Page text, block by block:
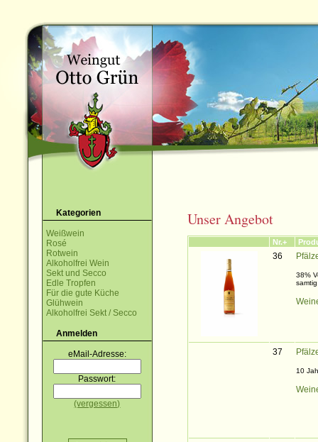
Kategorien
Weißwein
Rosé
Rotwein
Alkoholfrei Wein
Sekt und Secco
Edle Tropfen
Für die gute Küche
Glühwein
Alkoholfrei Sekt / Secco
Anmelden
eMail-Adresse:
Passwort:
(vergessen)
Unser Angebot
Nr.+
36
38%
37
10